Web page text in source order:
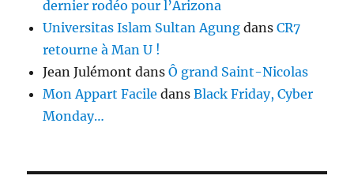
dernier rodéo pour l’Arizona
Universitas Islam Sultan Agung dansCR7
retourne à Man U !
Jean Julémont dansÔ grand Saint-Nicolas
Mon Appart Facile dansBlack Friday, Cyber
Monday…